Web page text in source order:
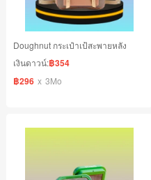
Doughnut กระเป๋าเป้สะพายหลัง
เงินดาวน์:฿354
฿296 x 3Mo